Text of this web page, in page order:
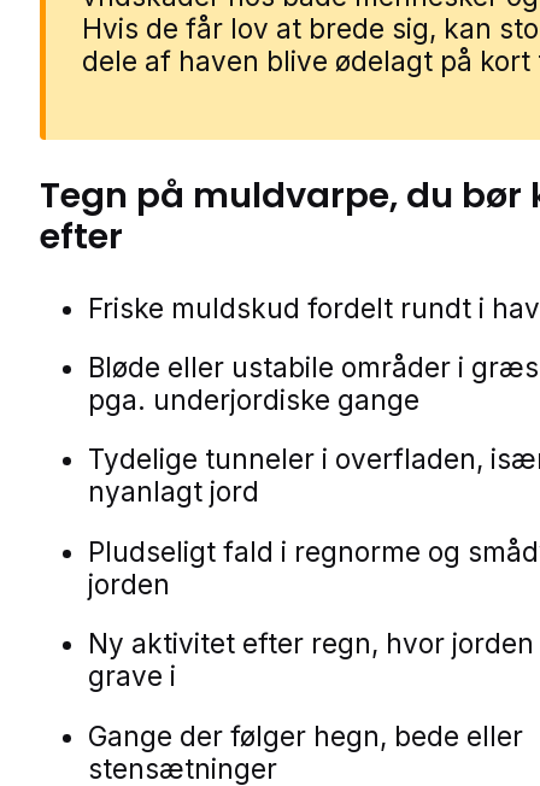
Hvis de får lov at brede sig, kan
dele af haven blive ødelagt på kort
Tegn på muldvarpe, du bør
efter
Friske muldskud fordelt rundt i
Bløde eller ustabile områder i
pga. underjordiske gange
Tydelige tunneler i overfladen,
nyanlagt jord
Pludseligt fald i regnorme og
jorden
Ny aktivitet efter regn, hvor
grave i
Gange der følger hegn, bede eller
stensætninger